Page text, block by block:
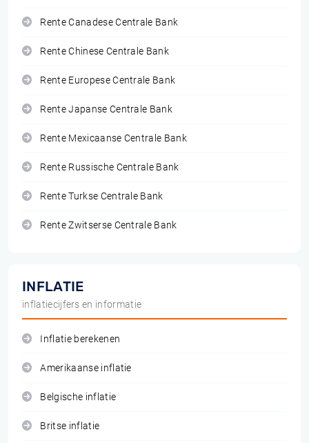
Rente Canadese Centrale Bank
Rente Chinese Centrale Bank
Rente Europese Centrale Bank
Rente Japanse Centrale Bank
Rente Mexicaanse Centrale Bank
Rente Russische Centrale Bank
Rente Turkse Centrale Bank
Rente Zwitserse Centrale Bank
INFLATIE
inflatiecijfers en informatie
Inflatie berekenen
Amerikaanse inflatie
Belgische inflatie
Britse inflatie